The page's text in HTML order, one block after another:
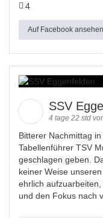
4
Auf Facebook ansehen
SSV
4 tage 22 std vor
Bitterer Nachmittag
Tabellenführer TSV
geschlagen geben.
keiner Weise
ehrlich
und den Fokus nach